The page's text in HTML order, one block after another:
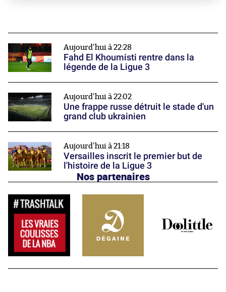
Aujourd'hui à 22:28
Fahd El Khoumisti rentre dans la
légende de la Ligue 3
Aujourd'hui à 22:02
Une frappe russe détruit le stade d'un
grand club ukrainien
Aujourd'hui à 21:18
Versailles inscrit le premier but de
l'histoire de la Ligue 3
Nos partenaires